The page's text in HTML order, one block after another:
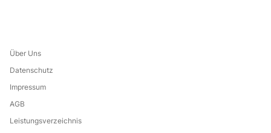
Über Uns
Datenschutz
Impressum
AGB
Leistungsverzeichnis